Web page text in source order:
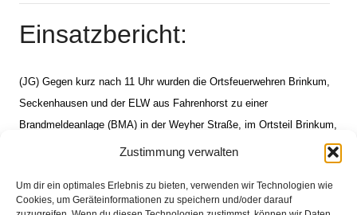
Zustimmung verwalten
Um dir ein optimales Erlebnis zu bieten, verwenden wir Technologien wie
Cookies, um Geräteinformationen zu speichern und/oder darauf
Einsatzbericht:
(JG) Gegen kurz nach 11 Uhr wurden die Ortsfeuerwehren Brinkum,
Seckenhausen und der ELW aus Fahrenhorst zu einer
Brandmeldeanlage (BMA) in der Weyher Straße, im Ortsteil Brinkum,
über Meldeempfänger und Sirene alarmiert. Nach dem Eintreffen der
Die BMA löste auf Grund von Wasserdampf aus. Die Einsatzkräfte
stellten die Anlage zurück und konnten den Einsatz danach beenden.